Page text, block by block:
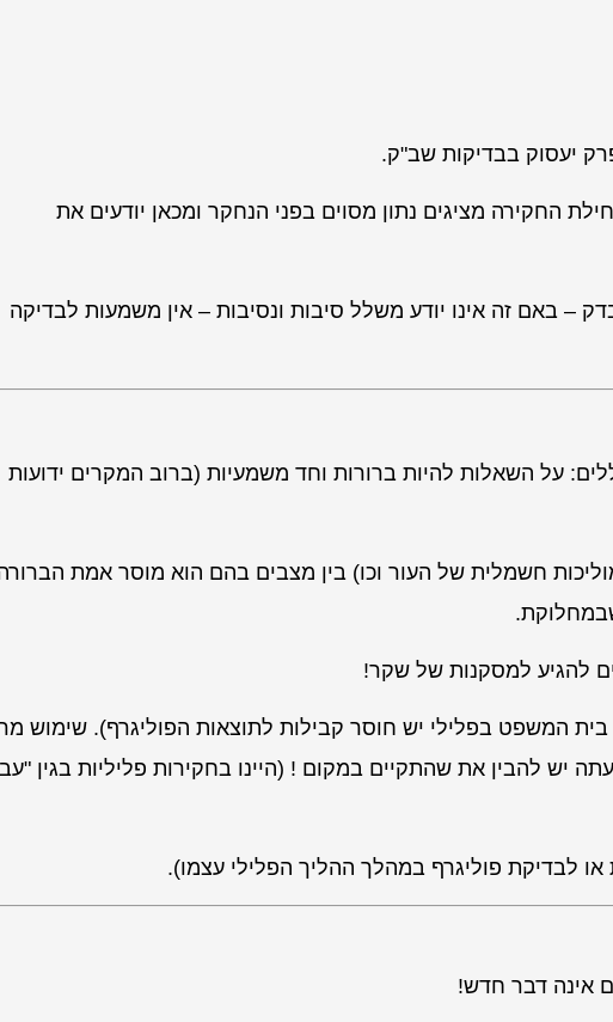
יעסוק בבדיקות שב"ק.
החקירה מציגים נתון מסוים בפני הנחקר ומכאן יודעים את
– באם זה אינו יודע משלל סיבות ונסיבות – אין משמעות לבדיקה
על השאלות להיות ברורות וחד משמעיות (ברוב המקרים ידועות
חשמלית של העור וכו) בין מצבים בהם הוא מוסר אמת
להגיע למסקנות של שקר!
המשפט בפלילי יש חוסר קבילות לתוצאות הפוליגרף). שימוש
יש להבין את שהתקיים במקום ! (היינו בחקירות פליליות בגין
לבדיקת פוליגרף במהלך ההליך הפלילי עצמו).
אינה דבר חדש!